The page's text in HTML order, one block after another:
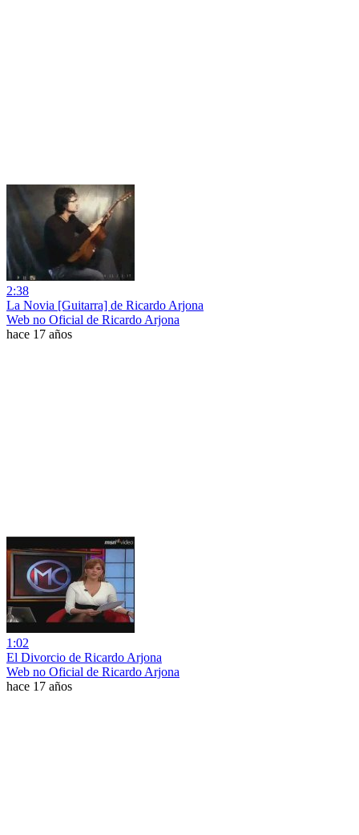
2:38
La Novia [Guitarra] de Ricardo Arjona
Web no Oficial de Ricardo Arjona
hace 17 años
1:02
El Divorcio de Ricardo Arjona
Web no Oficial de Ricardo Arjona
hace 17 años